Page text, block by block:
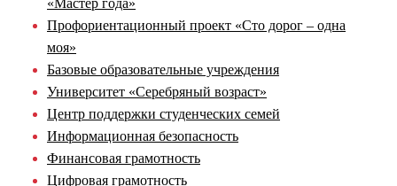
Профориентационный проект «Сто дорог – одна
моя»
Базовые образовательные учреждения
Университет «Серебряный возраст»
Центр поддержки студенческих семей
Информационная безопасность
Финансовая грамотность
Цифровая грамотность